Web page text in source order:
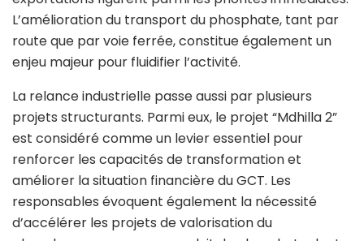
L’amélioration du transport du phosphate, tant par
route que par voie ferrée, constitue également un
enjeu majeur pour fluidifier l’activité.
La relance industrielle passe aussi par plusieurs
projets structurants. Parmi eux, le projet “Mdhilla 2”
est considéré comme un levier essentiel pour
renforcer les capacités de transformation et
améliorer la situation financière du GCT. Les
responsables évoquent également la nécessité
d’accélérer les projets de valorisation du